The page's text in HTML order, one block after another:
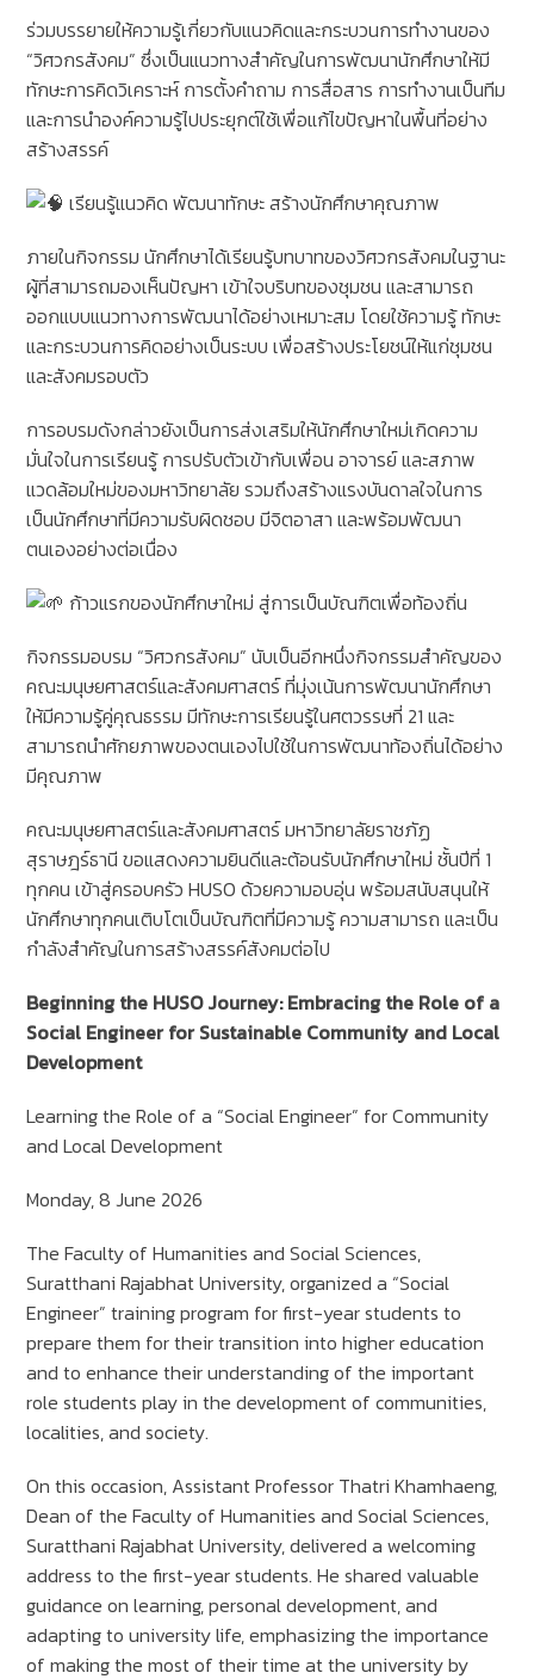
ร่วมบรรยายให้ความรู้เกี่ยวกับแนวคิดและกระบวนการทำงานของ
“วิศวกรสังคม” ซึ่งเป็นแนวทางสำคัญในการพัฒนานักศึกษาให้มี
ทักษะการคิดวิเคราะห์ การตั้งคำถาม การสื่อสาร การทำงานเป็นทีม
และการนำองค์ความรู้ไปประยุกต์ใช้เพื่อแก้ไขปัญหาในพื้นที่อย่าง
สร้างสรรค์
เรียนรู้แนวคิด พัฒนาทักษะ สร้างนักศึกษาคุณภาพ
ภายในกิจกรรม นักศึกษาได้เรียนรู้บทบาทของวิศวกรสังคมในฐานะ
ผู้ที่สามารถมองเห็นปัญหา เข้าใจบริบทของชุมชน และสามารถ
ออกแบบแนวทางการพัฒนาได้อย่างเหมาะสม โดยใช้ความรู้ ทักษะ
และกระบวนการคิดอย่างเป็นระบบ เพื่อสร้างประโยชน์ให้แก่ชุมชน
และสังคมรอบตัว
การอบรมดังกล่าวยังเป็นการส่งเสริมให้นักศึกษาใหม่เกิดความ
มั่นใจในการเรียนรู้ การปรับตัวเข้ากับเพื่อน อาจารย์ และสภาพ
แวดล้อมใหม่ของมหาวิทยาลัย รวมถึงสร้างแรงบันดาลใจในการ
เป็นนักศึกษาที่มีความรับผิดชอบ มีจิตอาสา และพร้อมพัฒนา
ตนเองอย่างต่อเนื่อง
ก้าวแรกของนักศึกษาใหม่ สู่การเป็นบัณฑิตเพื่อท้องถิ่น
กิจกรรมอบรม “วิศวกรสังคม” นับเป็นอีกหนึ่งกิจกรรมสำคัญของ
คณะมนุษยศาสตร์และสังคมศาสตร์ ที่มุ่งเน้นการพัฒนานักศึกษา
ให้มีความรู้คู่คุณธรรม มีทักษะการเรียนรู้ในศตวรรษที่ 21 และ
สามารถนำศักยภาพของตนเองไปใช้ในการพัฒนาท้องถิ่นได้อย่าง
มีคุณภาพ
คณะมนุษยศาสตร์และสังคมศาสตร์ มหาวิทยาลัยราชภัฏ
สุราษฎร์ธานี ขอแสดงความยินดีและต้อนรับนักศึกษาใหม่ ชั้นปีที่ 1
ทุกคน เข้าสู่ครอบครัว HUSO ด้วยความอบอุ่น พร้อมสนับสนุนให้
นักศึกษาทุกคนเติบโตเป็นบัณฑิตที่มีความรู้ ความสามารถ และเป็น
กำลังสำคัญในการสร้างสรรค์สังคมต่อไป
Beginning the HUSO Journey: Embracing the Role of a
Social Engineer for Sustainable Community and Local
Development
Learning the Role of a “Social Engineer” for Community
and Local Development
Monday, 8 June 2026
The Faculty of Humanities and Social Sciences,
Suratthani Rajabhat University, organized a “Social
Engineer” training program for first-year students to
prepare them for their transition into higher education
and to enhance their understanding of the important
role students play in the development of communities,
localities, and society.
On this occasion, Assistant Professor Thatri Khamhaeng,
Dean of the Faculty of Humanities and Social Sciences,
Suratthani Rajabhat University, delivered a welcoming
address to the first-year students. He shared valuable
guidance on learning, personal development, and
adapting to university life, emphasizing the importance
of making the most of their time at the university by